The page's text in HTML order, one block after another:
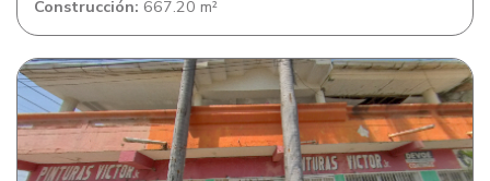
Construcción: 667.20 m²